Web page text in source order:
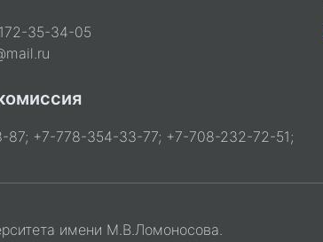
35-34-05
87; +7-778-354-33-77; +7-708-232-72-51;
имени М.В.Ломоносова.